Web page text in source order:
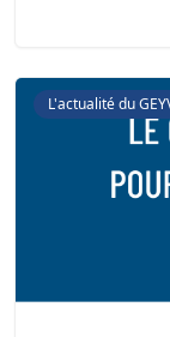
L'actualité du